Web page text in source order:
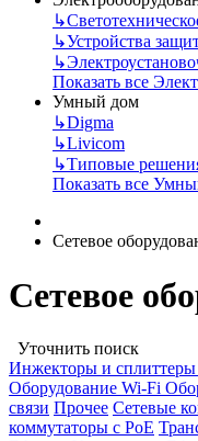
↳
↳Устройства
↳
Показать все
Умный дом
↳Digma
↳Livicom
↳Типовые
Показать все
Сетевое
Сетевое
Уточнить поиск
Инжекторы и
Оборудование Wi-Fi
связи Прочее Сетевые
коммутаторы с РоЕ